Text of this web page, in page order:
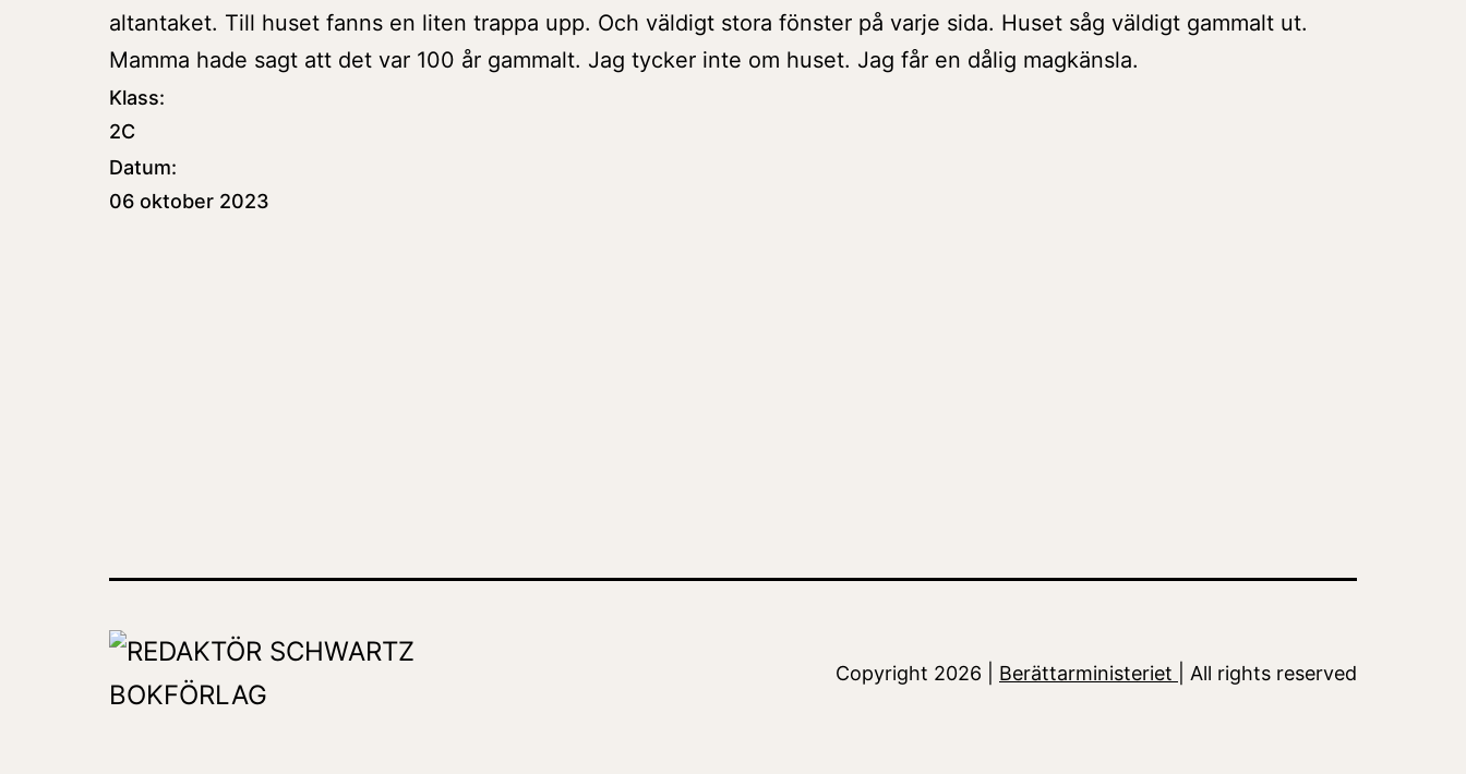
altantaket. Till huset fanns en liten trappa upp. Och väldigt stora fönster på varje sida. Huset såg väldigt gammalt ut.
Mamma hade sagt att det var 100 år gammalt. Jag tycker inte om huset. Jag får en dålig magkänsla.
Klass:
2C
Datum:
06 oktober 2023
Copyright 2026 | Berättarministeriet | All rights reserved